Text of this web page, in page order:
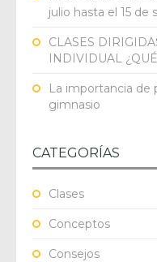
julio hasta el 15 de
CLASES
INDIVIDUAL
La importancia de
gimnasio
CATEGORÍAS
Clases
Conceptos
Consejos